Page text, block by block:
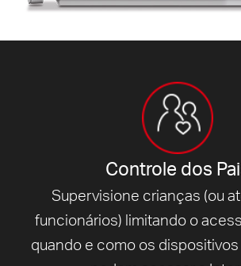
Controle dos
Supervisione crianças (ou
funcionários) limitando o
quando e como os